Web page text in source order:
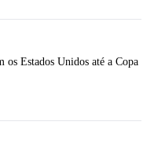
os Estados Unidos até a Copa